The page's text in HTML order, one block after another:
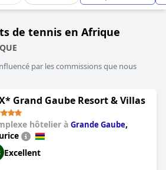
de tennis en Afrique
par les commissions que nous
Grand Gaube Resort & Villas
hôtelier à Grande Gaube,
Excellent